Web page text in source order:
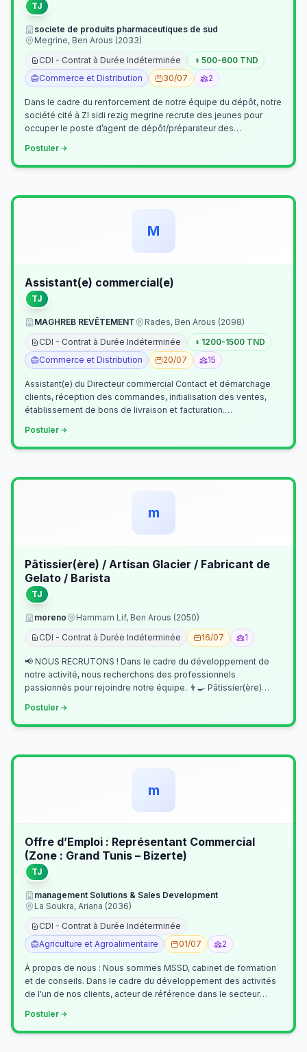
TJ
societe de produits pharmaceutiques de sud
Megrine, Ben Arous (2033)
CDI - Contrat à Durée Indéterminée
500-600 TND
Commerce et Distribution
30/07 2
Dans le cadre du renforcement de notre équipe du dépôt, notre
société cité à ZI sidi rezig megrine recrute des jeunes pour
occuper le poste d’agent de dépôt/préparateur des
Postuler
M
Assistant(e) commercial(e)
TJ
MAGHREB REVÊTEMENT
Rades, Ben Arous (2098)
CDI - Contrat à Durée Indéterminée
1200-1500 TND
Commerce et Distribution
20/07 15
Assistant(e) du Directeur commercial Contact et démarchage
clients, réception des commandes, initialisation des ventes,
établissement de bons de livraison et facturation.
Postuler
m
Pâtissier(ère) / Artisan Glacier / Fabricant de
Gelato / Barista
TJ
moreno
Hammam Lif, Ben Arous (2050)
CDI - Contrat à Durée Indéterminée
16/07 1
📢 NOUS RECRUTONS ! Dans le cadre du développement de
notre activité, nous recherchons des professionnels
passionnés pour rejoindre notre équipe. 👨‍🍳 Pâtissier(ère)
Postuler
m
Offre d’Emploi : Représentant Commercial
(Zone : Grand Tunis – Bizerte)
TJ
management Solutions & Sales Development
La Soukra, Ariana (2036)
CDI - Contrat à Durée Indéterminée
Agriculture et Agroalimentaire
01/07 2
À propos de nous : Nous sommes MSSD, cabinet de formation
et de conseils. Dans le cadre du développement des activités
de l'un de nos clients, acteur de référence dans le secteur
Postuler